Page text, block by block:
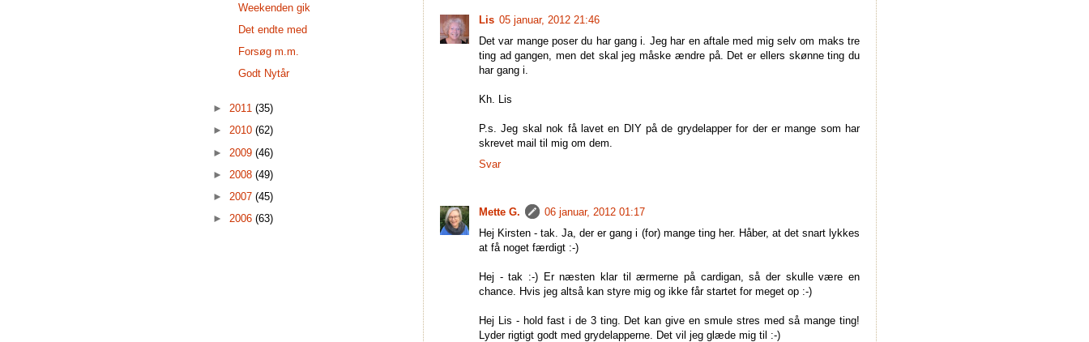
Lis 05 januar, 2012 21:46
Det var mange poser du har gang i. Jeg har en aftale med mig selv om maks tre
ting ad gangen, men det skal jeg måske ændre på. Det er ellers skønne ting du
har gang i.
Kh. Lis
P.s. Jeg skal nok få lavet en DIY på de grydelapper for der er mange som har
skrevet mail til mig om dem.
Svar
Mette G.
06 januar, 2012 01:17
Hej Kirsten - tak. Ja, der er gang i (for) mange ting her. Håber, at det snart lykkes
at få noget færdigt :-)
Hej - tak :-) Er næsten klar til ærmerne på cardigan, så der skulle være en
chance. Hvis jeg altså kan styre mig og ikke får startet for meget op :-)
Hej Lis - hold fast i de 3 ting. Det kan give en smule stres med så mange ting!
Lyder rigtigt godt med grydelapperne. Det vil jeg glæde mig til :-)
Weekenden gik
Det endte med
Forsøg m.m.
Godt Nytår
► 2011 (35)
► 2010 (62)
► 2009 (46)
► 2008 (49)
► 2007 (45)
► 2006 (63)